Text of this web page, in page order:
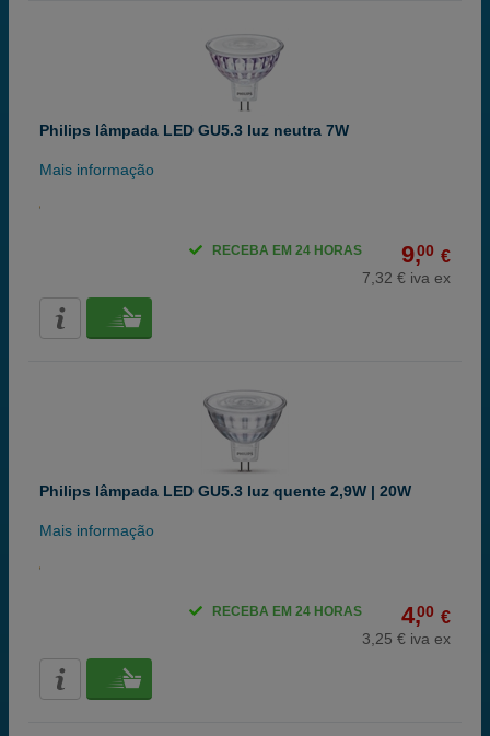
Philips lâmpada LED GU5.3 luz neutra 7W
Mais informação
9,00 €
7,32 € iva ex
RECEBA EM 24 HORAS
Philips lâmpada LED GU5.3 luz quente 2,9W | 20W
Mais informação
4,00 €
3,25 € iva ex
RECEBA EM 24 HORAS